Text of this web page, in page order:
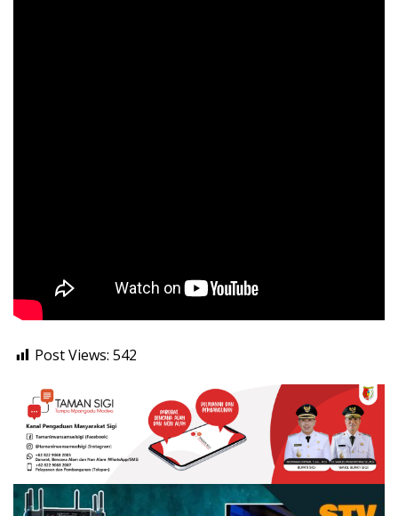
Post Views: 542